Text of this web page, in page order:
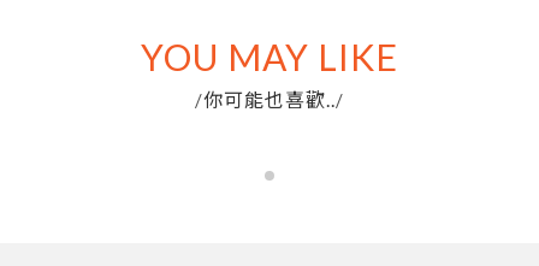
YOU MAY LIKE
/你可能也喜歡.. /